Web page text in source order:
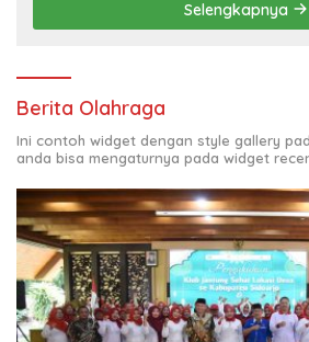
Selengkapnya
Berita Olahraga
Ini contoh widget dengan style gallery
anda bisa mengaturnya pada widget